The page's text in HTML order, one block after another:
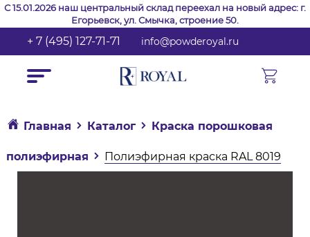
С 15.01.2026 наш центральный склад переехал на новый адрес: г.
Егорьевск, ул. Смычка, строение 50.
+ 7 (495) 127-71-71 info@powderoyal.ru
Главная Каталог Краска порошковая
полиэфирная Полиэфирная краска RAL 8019